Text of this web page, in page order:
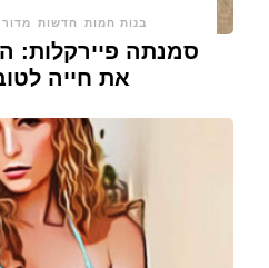
בנות חמות חדשות מדור
סמנתה
את חייה